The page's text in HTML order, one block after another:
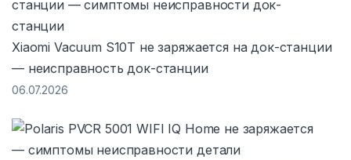
Xiaomi Vacuum S10T не заряжается на док-станции
— неисправность док-станции
06.07.2026